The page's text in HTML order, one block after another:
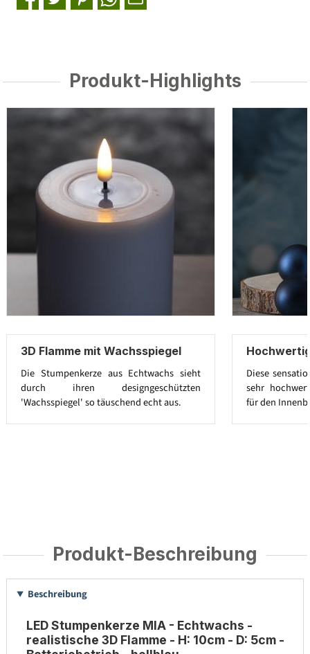
Produkt-Highlights
3D Flamme mit Wachsspiegel
Die Stumpenkerze aus Echtwachs sieht
durch ihren designgeschützten
'Wachsspiegel' so täuschend echt aus.
Diese
sehr
für den
Produkt-Beschreibung
Beschreibung
LED Stumpenkerze MIA - Echtwachs -
realistische 3D Flamme - H: 10cm - D: 5cm -